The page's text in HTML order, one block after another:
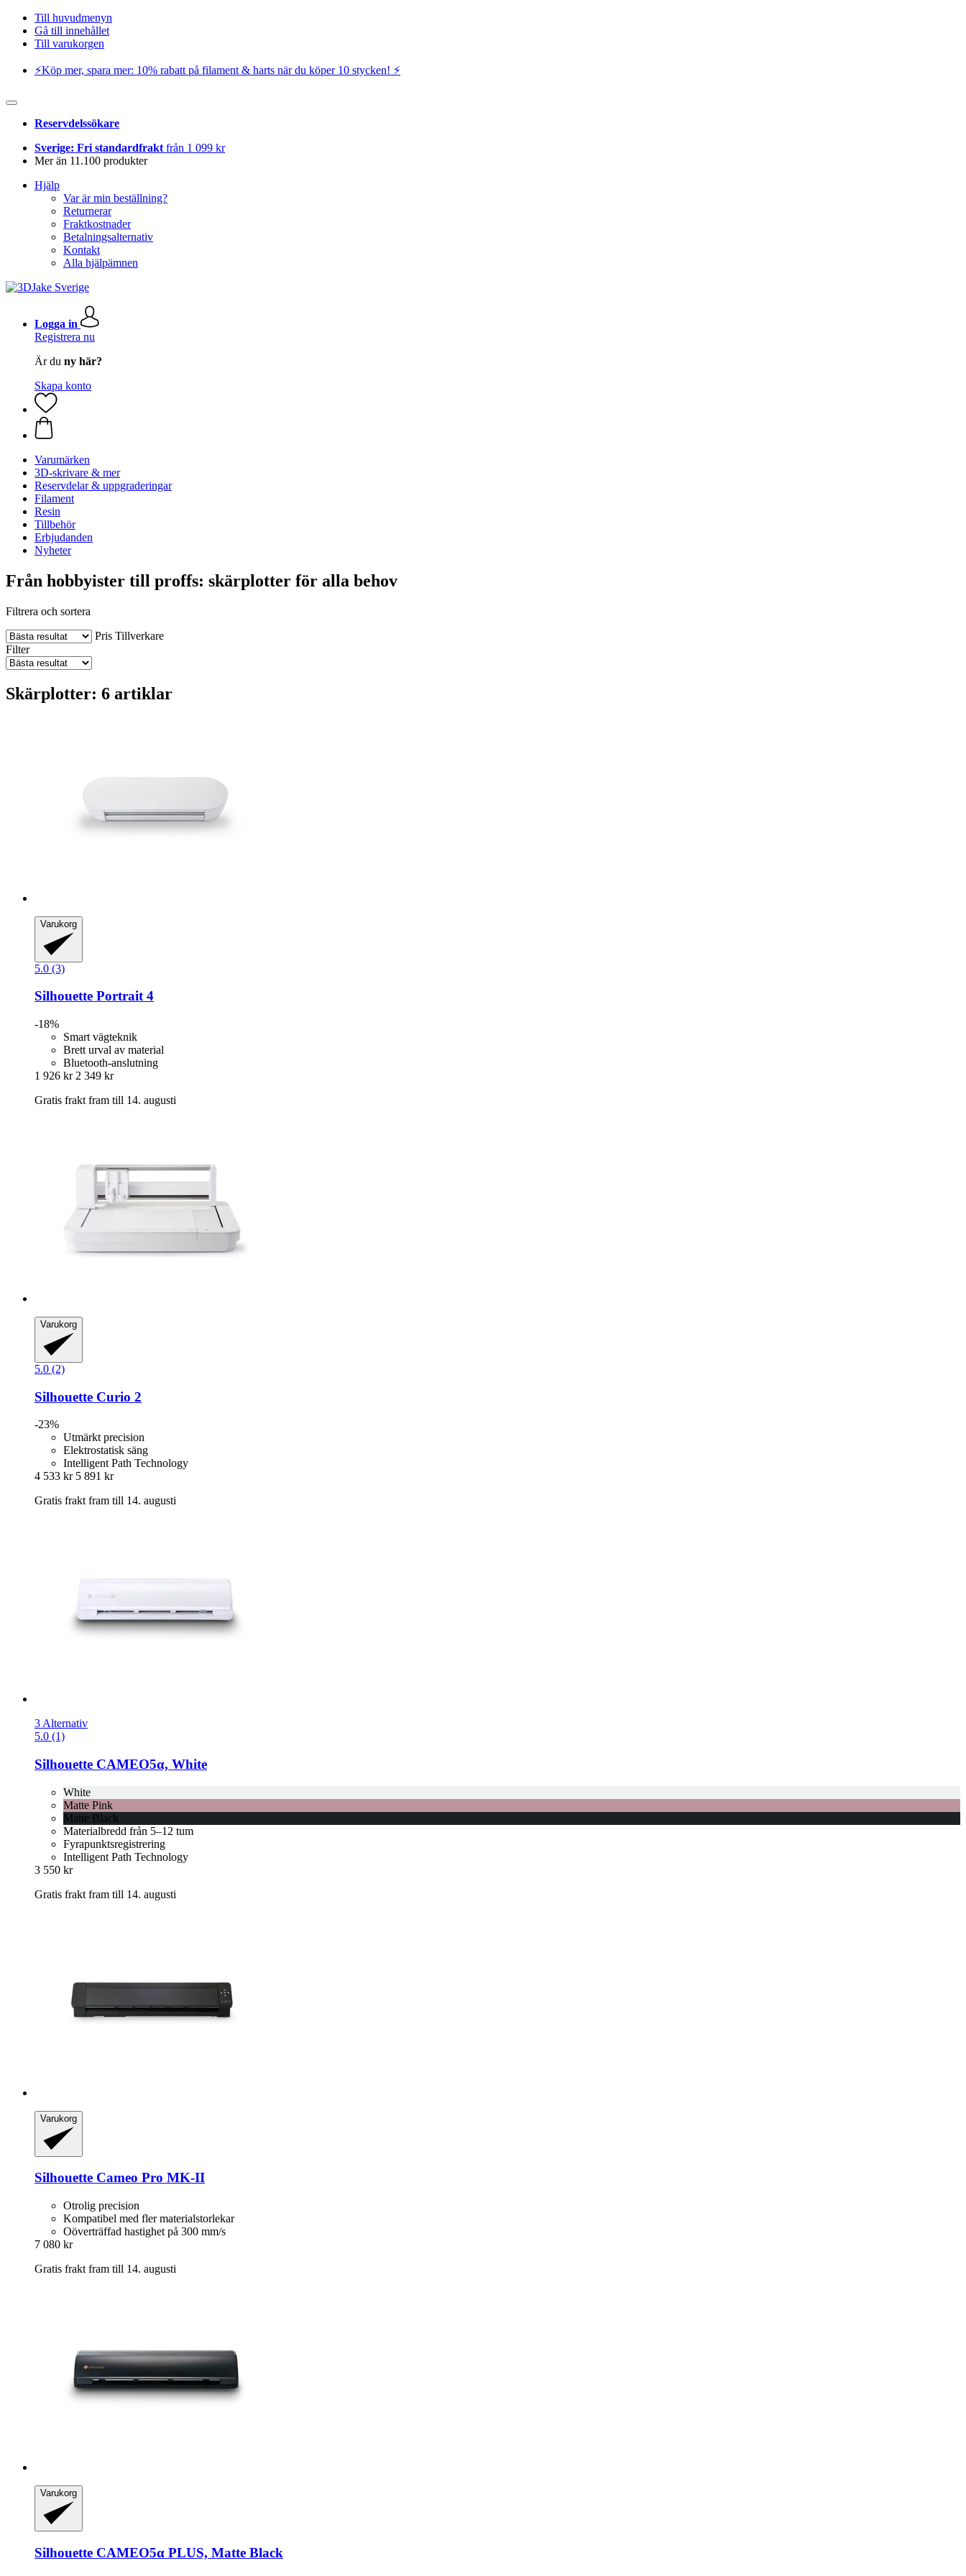
Till huvudmenyn
Gå till innehållet
Till varukorgen
⚡️Köp mer, spara mer: 10% rabatt på filament & harts när du köper 10 stycken! ⚡️
Reservdelssökare
Sverige: Fri standardfrakt från 1 099 kr
Mer än 11.100 produkter
Hjälp
Var är min beställning?
Returnerar
Fraktkostnader
Betalningsalternativ
Kontakt
Alla hjälpämnen
Logga in
Registrera nu
Är du ny här?
Skapa konto
Varumärken
3D-skrivare & mer
Reservdelar & uppgraderingar
Filament
Resin
Tillbehör
Erbjudanden
Nyheter
Från hobbyister till proffs: skärplotter för alla behov
Filtrera och sortera
Pris Tillverkare
Filter
Skärplotter: 6 artiklar
Varukorg
5.0 (3)
Silhouette Portrait 4
-18%
Smart vägteknik
Brett urval av material
Bluetooth-anslutning
1 926 kr 2 349 kr
Gratis frakt fram till 14. augusti
Varukorg
5.0 (2)
Silhouette Curio 2
-23%
Utmärkt precision
Elektrostatisk säng
Intelligent Path Technology
4 533 kr 5 891 kr
Gratis frakt fram till 14. augusti
3 Alternativ
5.0 (1)
Silhouette CAMEO5α, White
White
Matte Pink
Matte Black
Materialbredd från 5–12 tum
Fyrapunktsregistrering
Intelligent Path Technology
3 550 kr
Gratis frakt fram till 14. augusti
Varukorg
Silhouette Cameo Pro MK-​II
Otrolig precision
Kompatibel med fler materialstorlekar
Oöverträffad hastighet på 300 mm/s
7 080 kr
Gratis frakt fram till 14. augusti
Varukorg
Silhouette CAMEO5α PLUS, Matte Black